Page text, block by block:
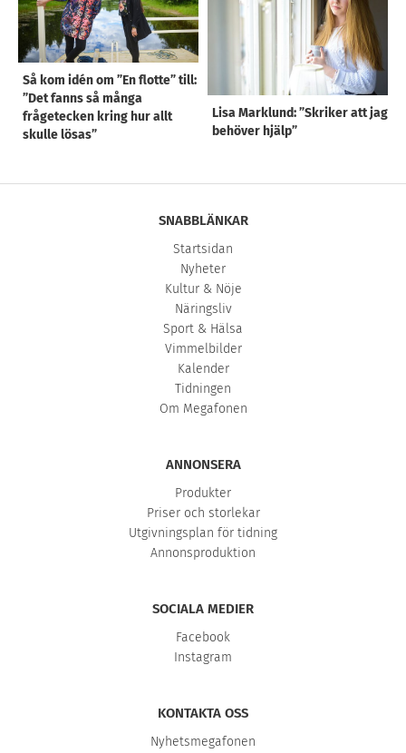
Så kom idén om ”En flotte” till:
”Det fanns så många
frågetecken kring hur allt
skulle lösas”
Lisa Marklund: ”Skriker att jag
behöver hjälp”
SNABBLÄNKAR
Startsidan
Nyheter
Kultur & Nöje
Näringsliv
Sport & Hälsa
Vimmelbilder
Kalender
Tidningen
Om Megafonen
ANNONSERA
Produkter
Priser och storlekar
Utgivningsplan för tidning
Annonsproduktion
SOCIALA MEDIER
Facebook
Instagram
KONTAKTA OSS
Nyhetsmegafonen